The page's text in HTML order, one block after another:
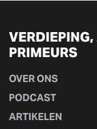
PRIMEURS
OVER ONS
PODCAST
ARTIKELEN